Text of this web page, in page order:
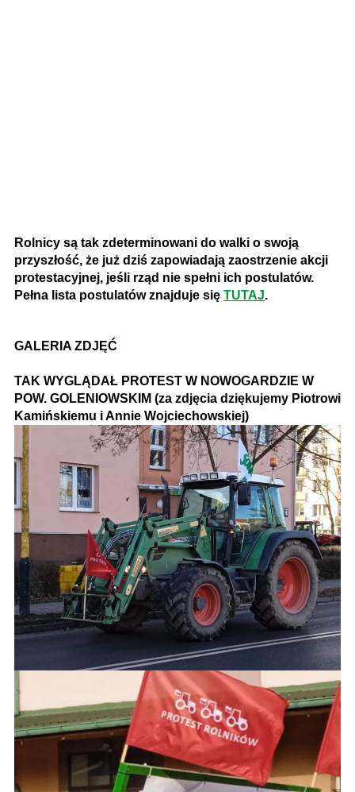
Rolnicy są tak zdeterminowani do walki o swoją
przyszłość, że już dziś zapowiadają zaostrzenie akcji
protestacyjnej, jeśli rząd nie spełni ich postulatów.
Pełna lista postulatów znajduje się TUTAJ.
GALERIA ZDJĘĆ
TAK WYGLĄDAŁ PROTEST W NOWOGARDZIE W
POW. GOLENIOWSKIM (za zdjęcia dziękujemy Piotrowi
Kamińskiemu i Annie Wojciechowskiej)